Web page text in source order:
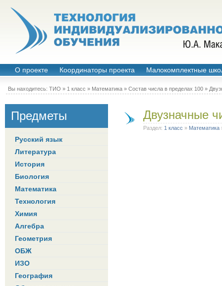
О проекте Координаторы проекта Малокомплектные
Вы находитесь: ТИО » 1 класс » Математика » Состав числа в пределах 100 »
Предметы
Русский язык
Литература
История
Биология
Математика
Технология
Химия
Алгебра
Геометрия
ОБЖ
ИЗО
География
Двузначные
Раздел: 1 класс » Математика